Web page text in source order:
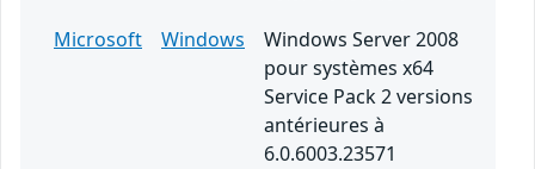
Microsoft
Windows
Windows Server 2008
pour systèmes x64
Service Pack 2 versions
antérieures à
6.0.6003.23571